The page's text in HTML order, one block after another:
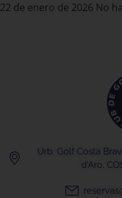
22 de enero de 2026 No
Urb. Golf Costa
d'Aro.